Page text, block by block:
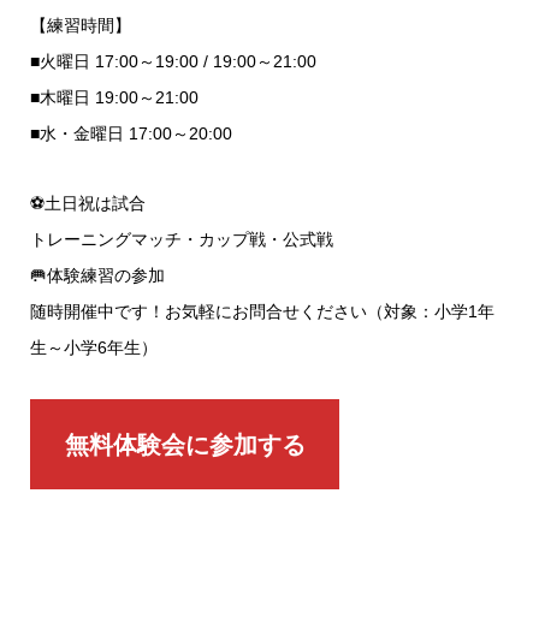
【練習時間】
■火曜日 17:00～19:00 / 19:00～21:00
■木曜日 19:00～21:00
■水・金曜日 17:00～20:00
⚽️土日祝は試合
トレーニングマッチ・カップ戦・公式戦
🥅体験練習の参加
随時開催中です！お気軽にお問合せください（対象：小学1年
生～小学6年生）
無料体験会に参加する